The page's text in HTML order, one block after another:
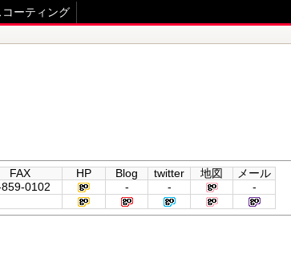
ーティング
FAX HP Blog twitter 地図
メール
0102 - -
-